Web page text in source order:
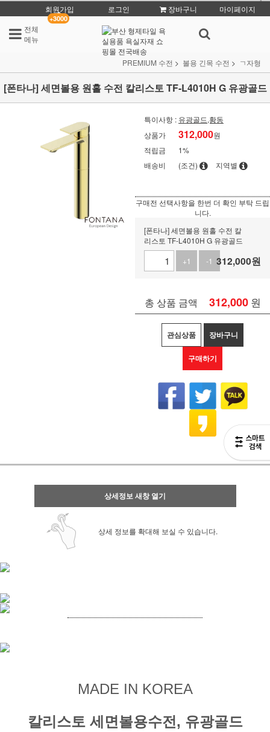
회원가입
+3000
로그인 장바구니
마이페이지
전체
메뉴
PREMIUM 수전 볼용 긴목 수전 ㄱ자형
[폰타나] 세면볼용 원홀 수전 칼리스토 TF-L4010H G 유광골드
특이사항 : 유광골드,황동
상품가
312,000원
적립금
1%
배송비
(조건) 지역별
구매전 선택사항을 한번 더 확인 부탁 드립
니다.
[폰타나] 세면볼용 원홀 수전 칼
리스토 TF-L4010H G 유광골드
+1
-1 312,000원
총 상품 금액 312,000 원
관심상품 장바구니
구매하기
상세정보 새창 열기
상세 정보를 확대해 보실 수 있습니다.
MADE IN KOREA
칼리스토 세면볼용수전, 유광골드